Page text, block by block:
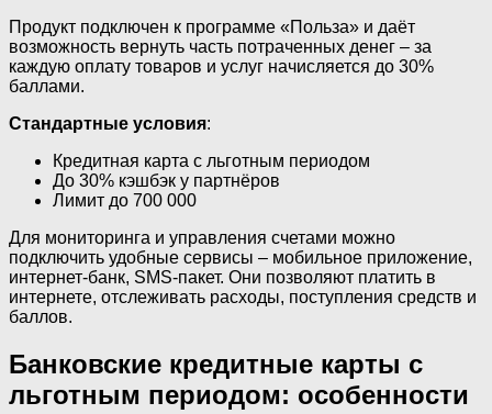
Продукт подключен к программе «Польза» и даёт
возможность вернуть часть потраченных денег – за
каждую оплату товаров и услуг начисляется до 30%
баллами.
Стандартные условия:
Кредитная карта с льготным периодом
До 30% кэшбэк у партнёров
Лимит до 700 000
Для мониторинга и управления счетами можно
подключить удобные сервисы – мобильное приложение,
интернет-банк, SMS-пакет. Они позволяют платить в
интернете, отслеживать расходы, поступления средств и
баллов.
Банковские кредитные карты с
льготным периодом: особенности